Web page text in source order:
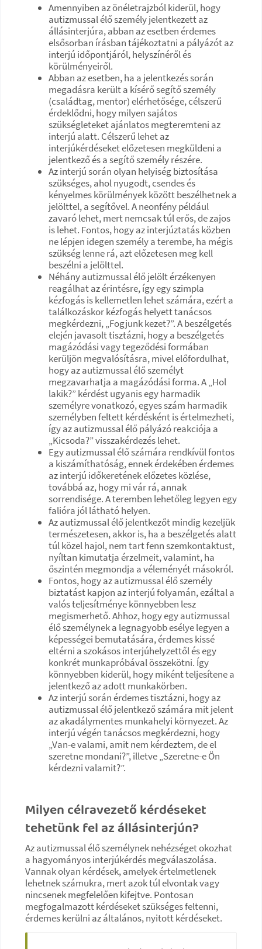
Amennyiben az önéletrajzból kiderül, hogy
autizmussal élő személy jelentkezett az
állásinterjúra, abban az esetben érdemes
elsősorban írásban tájékoztatni a pályázót az
interjú időpontjáról, helyszínéről és
körülményeiről.
Abban az esetben, ha a jelentkezés során
megadásra került a kísérő segítő személy
(családtag, mentor) elérhetősége, célszerű
érdeklődni, hogy milyen sajátos
szükségleteket ajánlatos megteremteni az
interjú alatt. Célszerű lehet az
interjúkérdéseket előzetesen megküldeni a
jelentkező és a segítő személy részére.
Az interjú során olyan helyiség biztosítása
szükséges, ahol nyugodt, csendes és
kényelmes körülmények között beszélhetnek a
jelölttel, a segítővel. A neonfény például
zavaró lehet, mert nemcsak túl erős, de zajos
is lehet. Fontos, hogy az interjúztatás közben
ne lépjen idegen személy a terembe, ha mégis
szükség lenne rá, azt előzetesen meg kell
beszélni a jelölttel.
Néhány autizmussal élő jelölt érzékenyen
reagálhat az érintésre, így egy szimpla
kézfogás is kellemetlen lehet számára, ezért a
találkozáskor kézfogás helyett tanácsos
megkérdezni, „Fogjunk kezet?”. A beszélgetés
elején javasolt tisztázni, hogy a beszélgetés
magázódási vagy tegeződési formában
kerüljön megvalósításra, mivel előfordulhat,
hogy az autizmussal élő személyt
megzavarhatja a magázódási forma. A „Hol
lakik?” kérdést ugyanis egy harmadik
személyre vonatkozó, egyes szám harmadik
személyben feltett kérdésként is értelmezheti,
így az autizmussal élő pályázó reakciója a
„Kicsoda?” visszakérdezés lehet.
Egy autizmussal élő számára rendkívül fontos
a kiszámíthatóság, ennek érdekében érdemes
az interjú időkeretének előzetes közlése,
továbbá az, hogy mi vár rá, annak
sorrendisége. A teremben lehetőleg legyen egy
falióra jól látható helyen.
Az autizmussal élő jelentkezőt mindig kezeljük
természetesen, akkor is, ha a beszélgetés alatt
túl közel hajol, nem tart fenn szemkontaktust,
nyíltan kimutatja érzelmeit, valamint, ha
őszintén megmondja a véleményét másokról.
Fontos, hogy az autizmussal élő személy
biztatást kapjon az interjú folyamán, ezáltal a
valós teljesítménye könnyebben lesz
megismerhető. Ahhoz, hogy egy autizmussal
élő személynek a legnagyobb esélye legyen a
képességei bemutatására, érdemes kissé
eltérni a szokásos interjúhelyzettől és egy
konkrét munkapróbával összekötni. Így
könnyebben kiderül, hogy miként teljesítene a
jelentkező az adott munkakörben.
Az interjú során érdemes tisztázni, hogy az
autizmussal élő jelentkező számára mit jelent
az akadálymentes munkahelyi környezet. Az
interjú végén tanácsos megkérdezni, hogy
„Van-e valami, amit nem kérdeztem, de el
szeretne mondani?”, illetve „Szeretne-e Ön
kérdezni valamit?”.
Milyen célravezető kérdéseket
tehetünk fel az állásinterjún?
Az autizmussal élő személynek nehézséget okozhat
a hagyományos interjúkérdés megválaszolása.
Vannak olyan kérdések, amelyek értelmetlenek
lehetnek számukra, mert azok túl elvontak vagy
nincsenek megfelelően kifejtve. Pontosan
megfogalmazott kérdéseket szükséges feltenni,
érdemes kerülni az általános, nyitott kérdéseket.